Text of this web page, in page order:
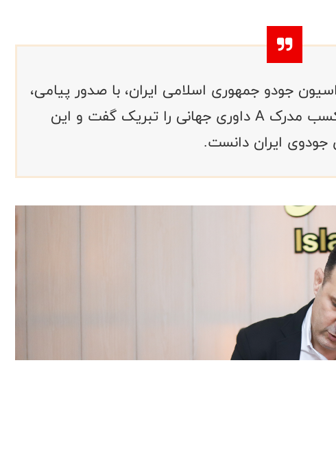
جودو جمهوری اسلامی ایران، با صدور پیامی،
موفقیت سعید کرکه‌آبادی در کسب مدرک A داوری جهانی را تبریک گفت و این
جودوی ایران دانست.